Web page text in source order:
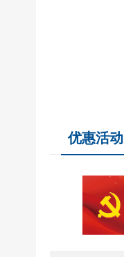
优惠活动